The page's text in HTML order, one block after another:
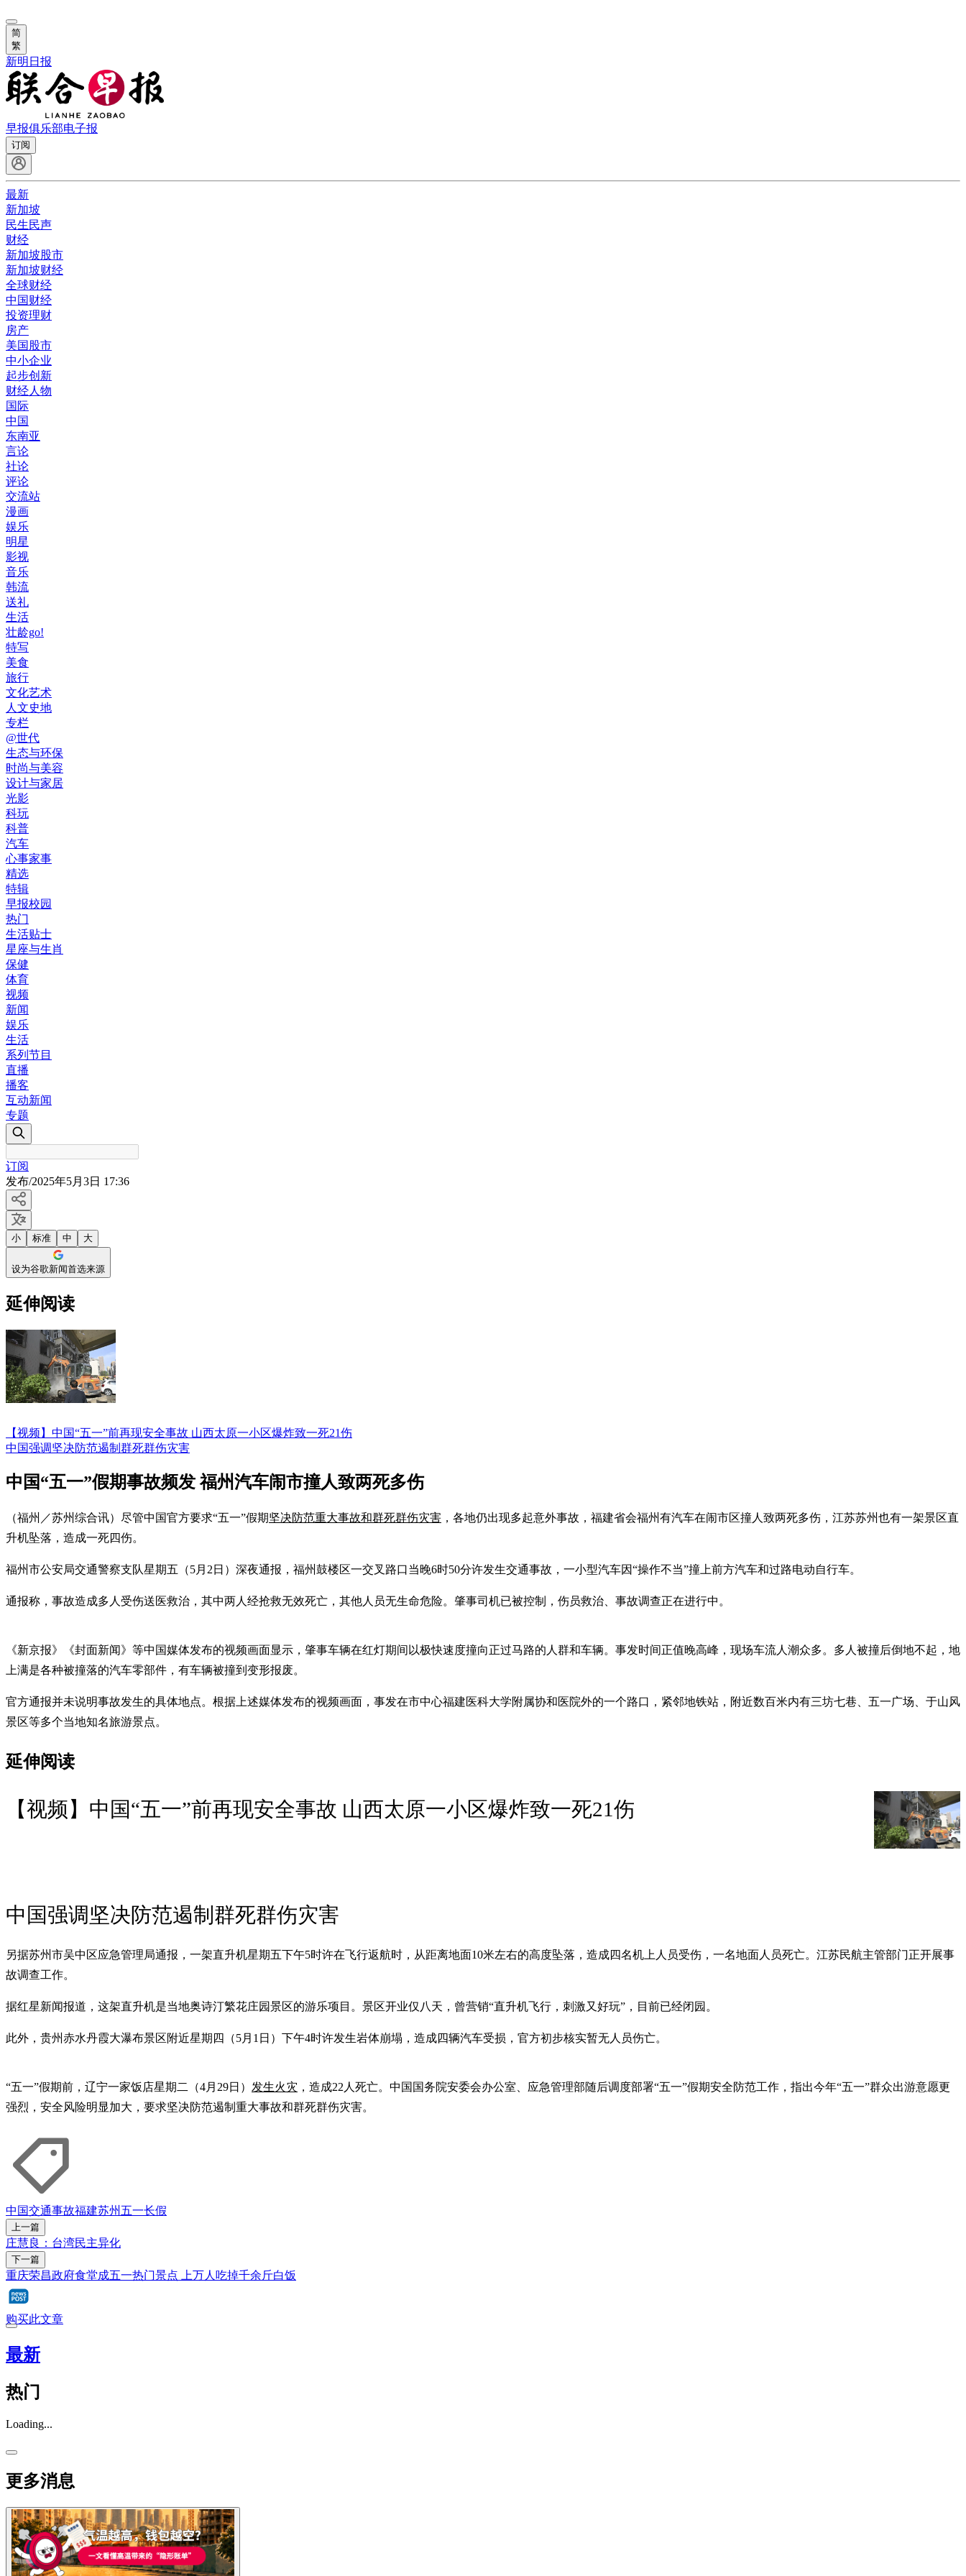
简
繁
新明日报
早报俱乐部电子报
订阅
最新
新加坡
民生民声
财经
新加坡股市
新加坡财经
全球财经
中国财经
投资理财
房产
美国股市
中小企业
起步创新
财经人物
国际
中国
东南亚
言论
社论
评论
交流站
漫画
娱乐
明星
影视
音乐
韩流
送礼
生活
壮龄go!
特写
美食
旅行
文化艺术
人文史地
专栏
@世代
生态与环保
时尚与美容
设计与家居
光影
科玩
科普
汽车
心事家事
精选
特辑
早报校园
热门
生活贴士
星座与生肖
保健
体育
视频
新闻
娱乐
生活
系列节目
直播
播客
互动新闻
专题
订阅
发布/2025年5月3日 17:36
小 标准 中 大
设为谷歌新闻首选来源
延伸阅读
【视频】中国“五一”前再现安全事故 山西太原一小区爆炸致一死21伤
中国强调坚决防范遏制群死群伤灾害
中国“五一”假期事故频发 福州汽车闹市撞人致两死多伤
（福州／苏州综合讯）尽管中国官方要求“五一”假期坚决防范重大事故和群死群伤灾害 ，各地仍出现多起意外事故，福建省会福州有汽车在闹市区撞人致两死多伤，江苏苏州也有一架景区直
升机坠落，造成一死四伤。
福州市公安局交通警察支队星期五（5月2日）深夜通报，福州鼓楼区一交叉路口当晚6时50分许发生交通事故，一小型汽车因“操作不当”撞上前方汽车和过路电动自行车。
通报称，事故造成多人受伤送医救治，其中两人经抢救无效死亡，其他人员无生命危险。肇事司机已被控制，伤员救治、事故调查正在进行中。
《新京报》《封面新闻》等中国媒体发布的视频画面显示，肇事车辆在红灯期间以极快速度撞向正过马路的人群和车辆。事发时间正值晚高峰，现场车流人潮众多。多人被撞后倒地不起，地
上满是各种被撞落的汽车零部件，有车辆被撞到变形报废。
官方通报并未说明事故发生的具体地点。根据上述媒体发布的视频画面，事发在市中心福建医科大学附属协和医院外的一个路口，紧邻地铁站，附近数百米内有三坊七巷、五一广场、于山风
景区等多个当地知名旅游景点。
延伸阅读
【视频】中国“五一”前再现安全事故 山西太原一小区爆炸致一死21伤
中国强调坚决防范遏制群死群伤灾害
另据苏州市吴中区应急管理局通报，一架直升机星期五下午5时许在飞行返航时，从距离地面10米左右的高度坠落，造成四名机上人员受伤，一名地面人员死亡。江苏民航主管部门正开展事
故调查工作。
据红星新闻报道，这架直升机是当地奥诗汀繁花庄园景区的游乐项目。景区开业仅八天，曾营销“直升机飞行，刺激又好玩”，目前已经闭园。
此外，贵州赤水丹霞大瀑布景区附近星期四（5月1日）下午4时许发生岩体崩塌，造成四辆汽车受损，官方初步核实暂无人员伤亡。
“五一”假期前，辽宁一家饭店星期二（4月29日） 发生火灾 ，造成22人死亡。中国国务院安委会办公室、应急管理部随后调度部署“五一”假期安全防范工作，指出今年“五一”群众出游意愿更
强烈，安全风险明显加大，要求坚决防范遏制重大事故和群死群伤灾害。
中国交通事故福建苏州五一长假
上一篇
庄慧良：台湾民主异化
下一篇
重庆荣昌政府食堂成五一热门景点 上万人吃掉千余斤白饭
购买此文章
最新
热门
Loading...
更多消息